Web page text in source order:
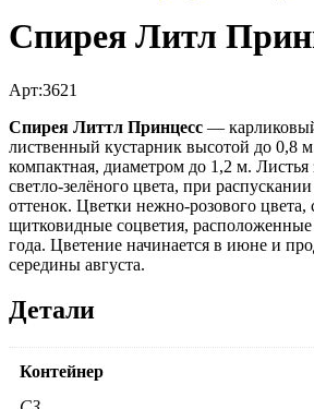
Спирея Литл
Арт:3621
Спирея Литтл Принцесс —
лиственный кустарник высотой до 0,8
компактная, диаметром до 1,2 м. Листья
светло-зелёного цвета, при
оттенок. Цветки нежно-розового цвета,
щитковидные соцветия, расположенные
года. Цветение начинается в июне и
середины августа.
Детали
Контейнер